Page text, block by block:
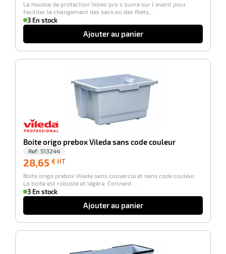
HT
La housse de protection Voleo pro s’ouvre sur l’avant pour
faciliter le changement des sacs ou des filets…
3 En stock
Ajouter au panier
Boite origo prebox Vileda sans code couleur
Ref: 513244
28,65 € HT
HT
Boite origo prebox Vileda sans couvercle et sans code couleur.
La boite est robuste et légère. Convient…
3 En stock
Ajouter au panier